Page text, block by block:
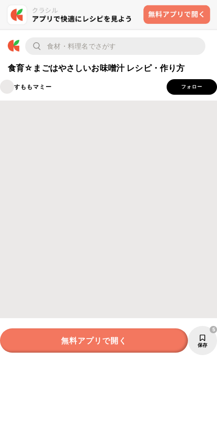
食育☆まごはやさしいお味噌汁 レシピ・作り方
すももマミー フォロー
無料アプリで開く 保存
5